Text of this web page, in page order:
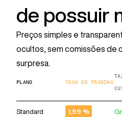
de possuir
Preços simples e
ocultos, sem comissões de
surpresa.
PLANO TAXA DE TRADING
Standard 1,99 %